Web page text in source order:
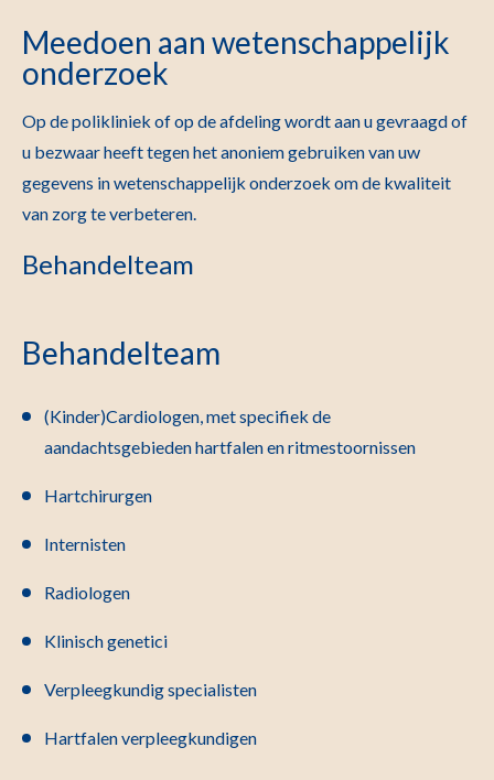
Meedoen aan wetenschappelijk
onderzoek
Op de polikliniek of op de afdeling wordt aan u gevraagd of
u bezwaar heeft tegen het anoniem gebruiken van uw
gegevens in wetenschappelijk onderzoek om de kwaliteit
van zorg te verbeteren.
Behandelteam
Behandelteam
(Kinder)Cardiologen, met specifiek de
aandachtsgebieden hartfalen en ritmestoornissen
Hartchirurgen
Internisten
Radiologen
Klinisch genetici
Verpleegkundig specialisten
Hartfalen verpleegkundigen